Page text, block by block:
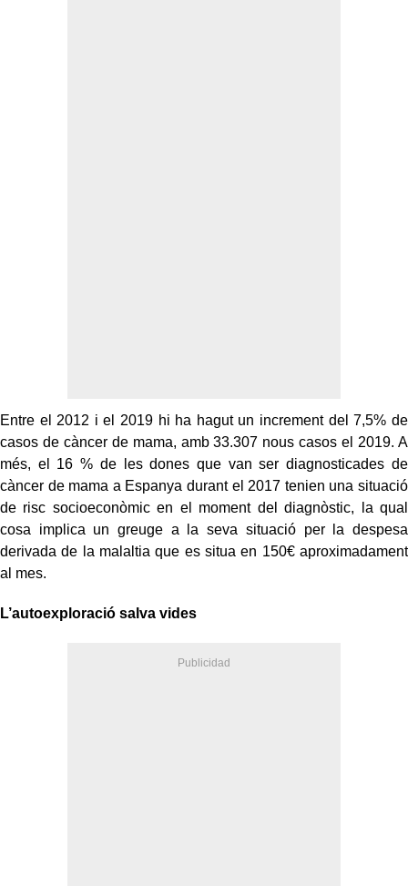
Entre el 2012 i el 2019 hi ha hagut un increment del 7,5% de
casos de càncer de mama, amb 33.307 nous casos el 2019. A
més, el 16 % de les dones que van ser diagnosticades de
càncer de mama a Espanya durant el 2017 tenien una situació
de risc socioeconòmic en el moment del diagnòstic, la qual
cosa implica un greuge a la seva situació per la despesa
derivada de la malaltia que es situa en 150€ aproximadament
al mes.
L’autoexploració salva vides